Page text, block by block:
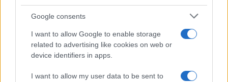
Google consents
I want to allow Google to enable storage
related to advertising like cookies on web or
device identifiers in apps.
I want to allow my user data to be sent to